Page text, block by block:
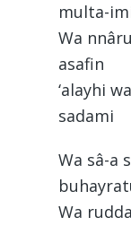
multa-
Wa
asafin
‘alayhi
sadami
Wa sâ-a
Wa